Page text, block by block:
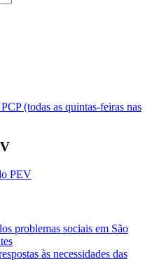
problemas sociais em São
às necessidades das